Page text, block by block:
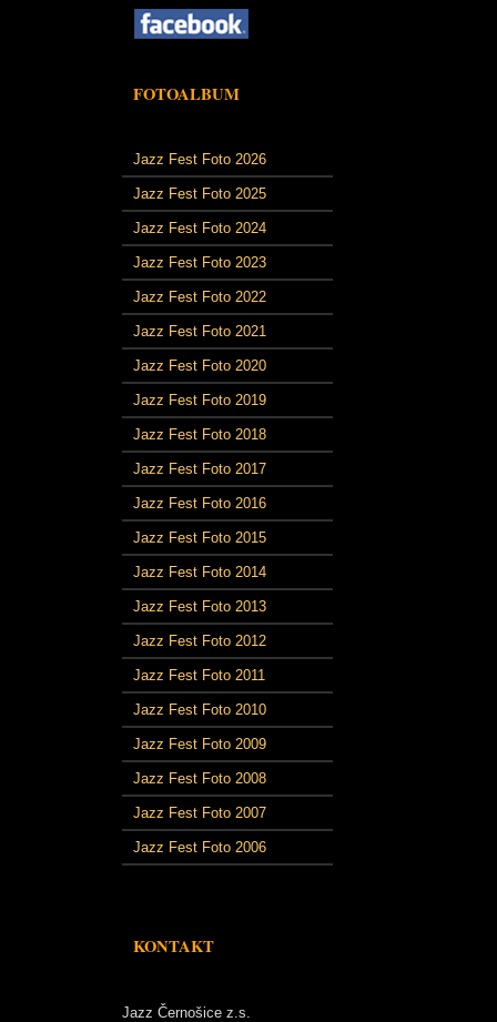
FOTOALBUM
Jazz Fest Foto 2026
Jazz Fest Foto 2025
Jazz Fest Foto 2024
Jazz Fest Foto 2023
Jazz Fest Foto 2022
Jazz Fest Foto 2021
Jazz Fest Foto 2020
Jazz Fest Foto 2019
Jazz Fest Foto 2018
Jazz Fest Foto 2017
Jazz Fest Foto 2016
Jazz Fest Foto 2015
Jazz Fest Foto 2014
Jazz Fest Foto 2013
Jazz Fest Foto 2012
Jazz Fest Foto 2011
Jazz Fest Foto 2010
Jazz Fest Foto 2009
Jazz Fest Foto 2008
Jazz Fest Foto 2007
Jazz Fest Foto 2006
KONTAKT
Jazz Černošice z.s.